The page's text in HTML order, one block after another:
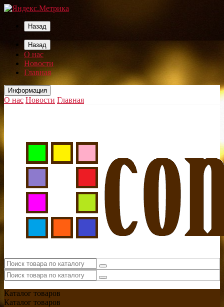
Назад
Назад
О нас
Новости
Главная
Информация
О нас Новости Главная
Каталог товаров
Каталог товаров